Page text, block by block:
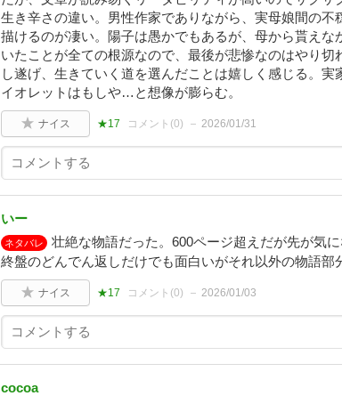
生き辛さの違い。男性作家でありながら、実母娘間の不
描けるのが凄い。陽子は愚かでもあるが、母から貰えな
いたことが全ての根源なので、最後が悲惨なのはやり
し遂げ、生きていく道を選んだことは嬉しく感じる。
イオレットはもしや…と想像が膨らむ。
ナイス ★17 コメント(0) 2026/01/31
いー
ネタバレ
壮絶な物語だった。600ページ超えだが先が気
終盤のどんでん返しだけでも面白いがそれ以外の物語部
ナイス ★17 コメント(0) 2026/01/03
cocoa